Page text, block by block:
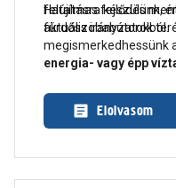
felújításra készülünk,
aktuális irányzatokból.
Hatalmas fejlődés
fürdőszobabútorok
megismerkedhessünk
energia- vagy épp
ajánlja a Praktiker
menedzser is.Elolvasom